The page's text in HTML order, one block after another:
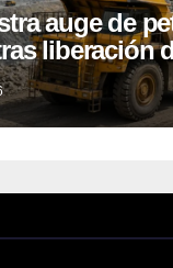
auge de
liberación